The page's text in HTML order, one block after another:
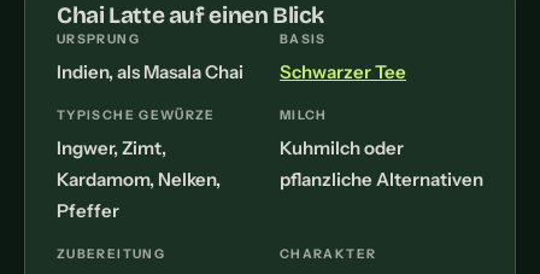
Chai Latte auf einen Blick
URSPRUNG
Indien, als Masala Chai
BASIS
Schwarzer Tee
TYPISCHE GEWÜRZE
Ingwer, Zimt,
Kardamom, Nelken,
Pfeffer
MILCH
Kuhmilch oder
pflanzliche Alternativen
ZUBEREITUNG CHARAKTER